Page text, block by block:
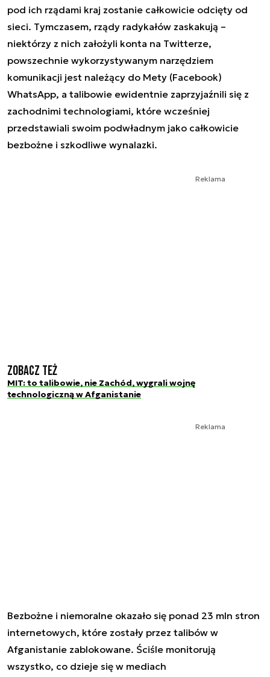
pod ich rządami kraj zostanie całkowicie odcięty od
sieci. Tymczasem, rządy radykałów zaskakują –
niektórzy z nich założyli konta na Twitterze,
powszechnie wykorzystywanym narzędziem
komunikacji jest należący do Mety (Facebook)
WhatsApp, a talibowie ewidentnie zaprzyjaźnili się z
zachodnimi technologiami, które wcześniej
przedstawiali swoim podwładnym jako całkowicie
bezbożne i szkodliwe wynalazki.
Reklama
Zobacz też
MIT: to talibowie, nie Zachód, wygrali wojnę
technologiczną w Afganistanie
Reklama
Bezbożne i niemoralne okazało się ponad 23 mln stron
internetowych, które zostały przez talibów w
Afganistanie zablokowane. Ściśle monitorują
wszystko, co dzieje się w mediach